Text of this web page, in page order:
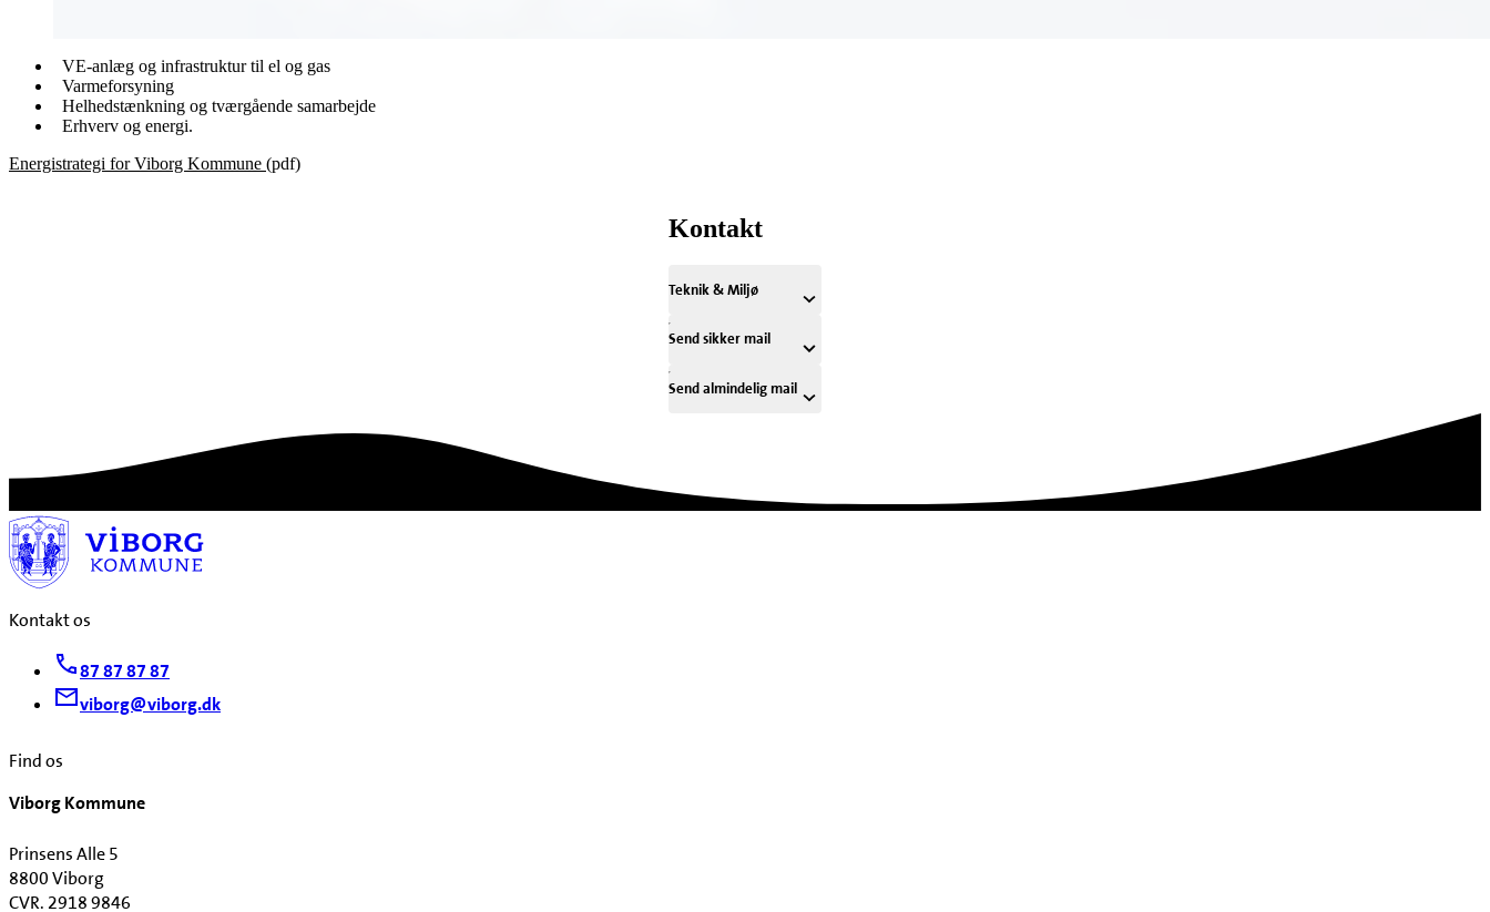
VE-anlæg og infrastruktur til el og gas
Varmeforsyning
Helhedstænkning og tværgående samarbejde
Erhverv og energi.
Energistrategi for Viborg Kommune (pdf)
Kontakt
Teknik & Miljø
Send sikker mail
Send almindelig mail
Kontakt os
87 87 87 87
viborg@viborg.dk
Find os
Viborg Kommune
Prinsens Alle 5
8800 Viborg
CVR. 2918 9846